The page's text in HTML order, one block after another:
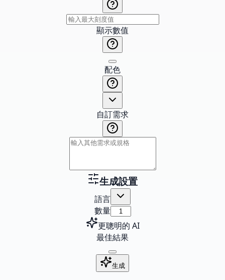
顯示數值
配色
自訂需求
生成設置
語言
數量
更聰明的 AI
最佳結果
生成